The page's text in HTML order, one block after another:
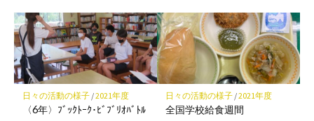
日々の活動の様子/2021年度
〈6年〉ﾌﾞｯｸﾄｰｸ･ﾋﾞﾌﾞﾘｵﾊﾞﾄﾙ
日々の活動の様子/2021年度
全国学校給食週間